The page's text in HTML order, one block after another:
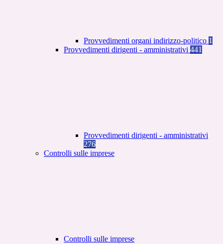
Provvedimenti organi indirizzo-politico 1
Provvedimenti dirigenti - amministrativi 441
Provvedimenti dirigenti - amministrativi
276
Controlli sulle imprese
Controlli sulle imprese